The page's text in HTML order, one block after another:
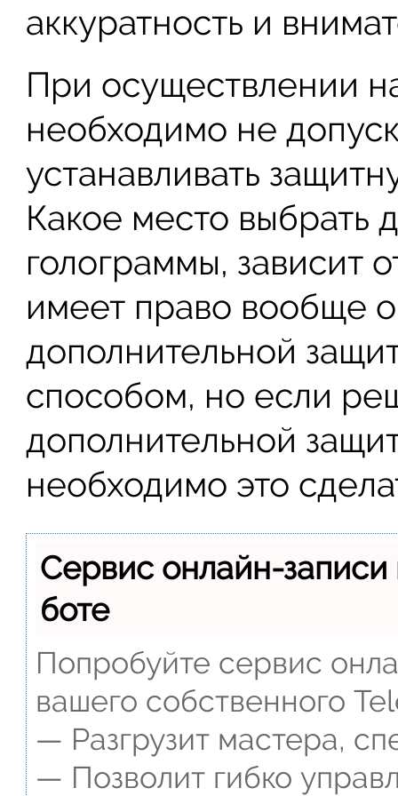
аккуратность и
При осуществлении
необходимо не
устанавливать
Какое место выбрать
голограммы, зависит
имеет право вообще
дополнительной
способом, но если
дополнительной
необходимо это
Сервис онлайн-
боте
Попробуйте сервис
вашего собственного
— Разгрузит мастера,
— Позволит гибко